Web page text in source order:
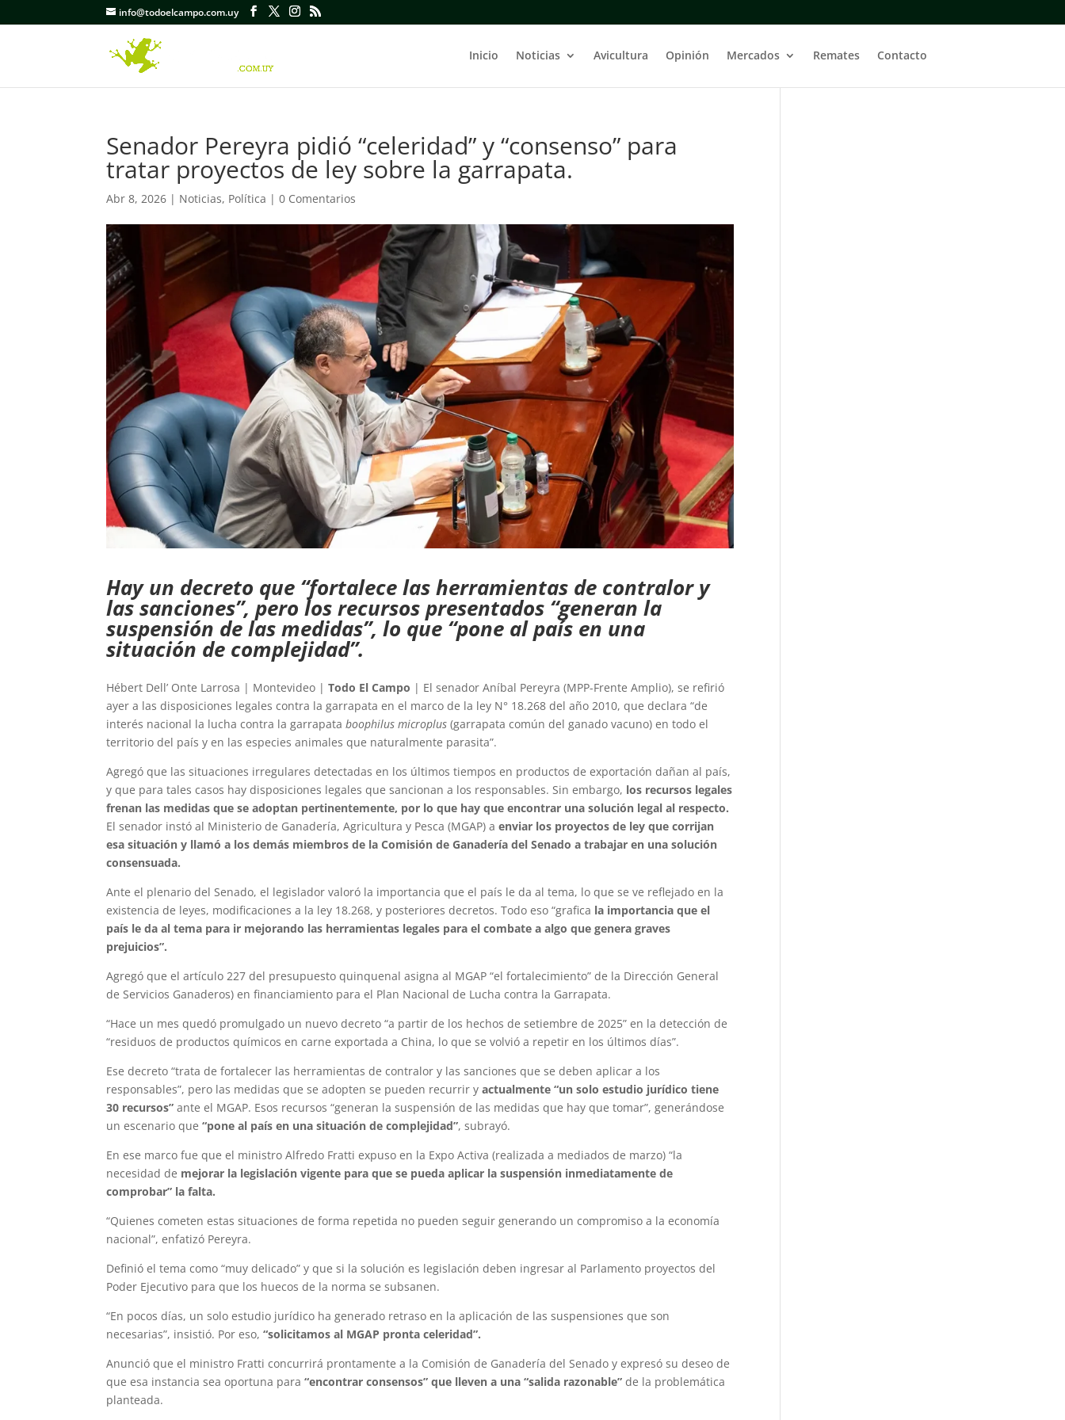
info@todoelcampo.com.uy
Inicio Noticias Avicultura Opinión Mercados Remates Contacto
Senador Pereyra pidió “celeridad” y “consenso” para
tratar proyectos de ley sobre la garrapata.
Abr 8, 2026 | Noticias, Política |0 Comentarios
Hay un decreto que “fortalece las herramientas de contralor y
las sanciones”, pero los recursos presentados “generan la
suspensión de las medidas”, lo que “pone al país en una
situación de complejidad”.
Hébert Dell’ Onte Larrosa | Montevideo |Todo El Campo | El senador Aníbal Pereyra (MPP-Frente Amplio), se refirió
ayer a las disposiciones legales contra la garrapata en el marco de la ley N° 18.268 del año 2010, que declara “de
interés nacional la lucha contra la garrapataboophilus microplus (garrapata común del ganado vacuno) en todo el
territorio del país y en las especies animales que naturalmente parasita”.
Agregó que las situaciones irregulares detectadas en los últimos tiempos en productos de exportación dañan al país,
y que para tales casos hay disposiciones legales que sancionan a los responsables. Sin embargo, los recursos legales
frenan las medidas que se adoptan pertinentemente, por lo que hay que encontrar una solución legal al respecto.
El senador instó al Ministerio de Ganadería, Agricultura y Pesca (MGAP) aenviar los proyectos de ley que corrijan
esa situación y llamó a los demás miembros de la Comisión de Ganadería del Senado a trabajar en una solución
consensuada.
Ante el plenario del Senado, el legislador valoró la importancia que el país le da al tema, lo que se ve reflejado en la
existencia de leyes, modificaciones a la ley 18.268, y posteriores decretos. Todo eso “grafica la importancia que el
país le da al tema para ir mejorando las herramientas legales para el combate a algo que genera graves
prejuicios”.
Agregó que el artículo 227 del presupuesto quinquenal asigna al MGAP “el fortalecimiento” de la Dirección General
de Servicios Ganaderos) en financiamiento para el Plan Nacional de Lucha contra la Garrapata.
“Hace un mes quedó promulgado un nuevo decreto “a partir de los hechos de setiembre de 2025” en la detección de
“residuos de productos químicos en carne exportada a China, lo que se volvió a repetir en los últimos días”.
Ese decreto “trata de fortalecer las herramientas de contralor y las sanciones que se deben aplicar a los
responsables”, pero las medidas que se adopten se pueden recurrir yactualmente “un solo estudio jurídico tiene
30 recursos” ante el MGAP. Esos recursos “generan la suspensión de las medidas que hay que tomar”, generándose
un escenario que“pone al país en una situación de complejidad”, subrayó.
En ese marco fue que el ministro Alfredo Fratti expuso en la Expo Activa (realizada a mediados de marzo) “la
necesidad de mejorar la legislación vigente para que se pueda aplicar la suspensión inmediatamente de
comprobar” la falta.
“Quienes cometen estas situaciones de forma repetida no pueden seguir generando un compromiso a la economía
nacional”, enfatizó Pereyra.
Definió el tema como “muy delicado” y que si la solución es legislación deben ingresar al Parlamento proyectos del
Poder Ejecutivo para que los huecos de la norma se subsanen.
“En pocos días, un solo estudio jurídico ha generado retraso en la aplicación de las suspensiones que son
necesarias”, insistió. Por eso,“solicitamos al MGAP pronta celeridad”.
Anunció que el ministro Fratti concurrirá prontamente a la Comisión de Ganadería del Senado y expresó su deseo de
que esa instancia sea oportuna para“encontrar consensos” que lleven a una “salida razonable” de la problemática
planteada.